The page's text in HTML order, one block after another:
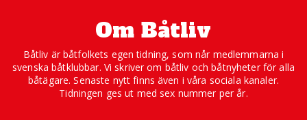
Om Båtliv
Båtliv är båtfolkets egen tidning, som når medlemmarna i
svenska båtklubbar. Vi skriver om båtliv och båtnyheter för alla
båtägare. Senaste nytt finns även i våra sociala kanaler.
Tidningen ges ut med sex nummer per år.